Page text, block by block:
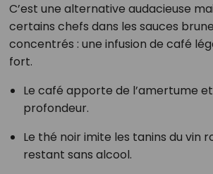
C’est une alternative audacieuse
certains chefs dans les sauces
concentrés : une infusion de café
fort.
Le café apporte de l’amertume
profondeur.
Le thé noir imite les tanins du vin
restant sans alcool.